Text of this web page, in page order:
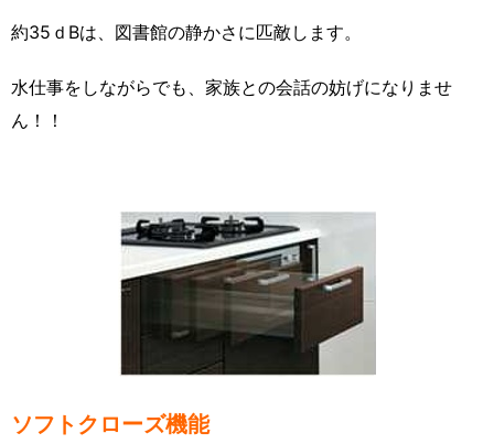
約35ｄBは、図書館の静かさに匹敵します。
水仕事をしながらでも、家族との会話の妨げになりませ
ん！！
ソフトクローズ機能